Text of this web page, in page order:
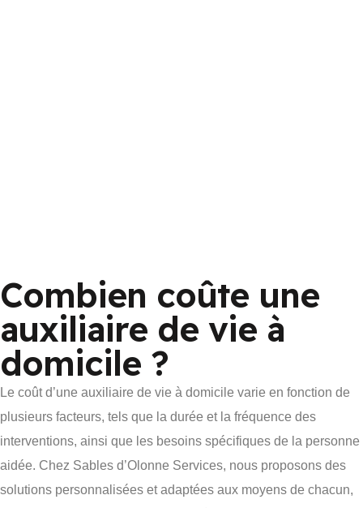
Combien coûte une
auxiliaire de vie à
domicile ?
Le coût d’une auxiliaire de vie à domicile varie en fonction de
plusieurs facteurs, tels que la durée et la fréquence des
interventions, ainsi que les besoins spécifiques de la personne
aidée. Chez Sables d’Olonne Services, nous proposons des
solutions personnalisées et adaptées aux moyens de chacun,